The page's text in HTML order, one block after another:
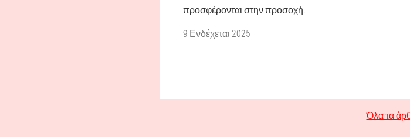
προσφέρονται στην προσοχή.
9 Ενδέχεται 2025
Όλα τα